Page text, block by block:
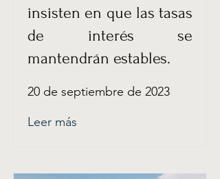
insisten en que las tasas
de interés se
mantendrán estables.
20 de septiembre de 2023
Leer más